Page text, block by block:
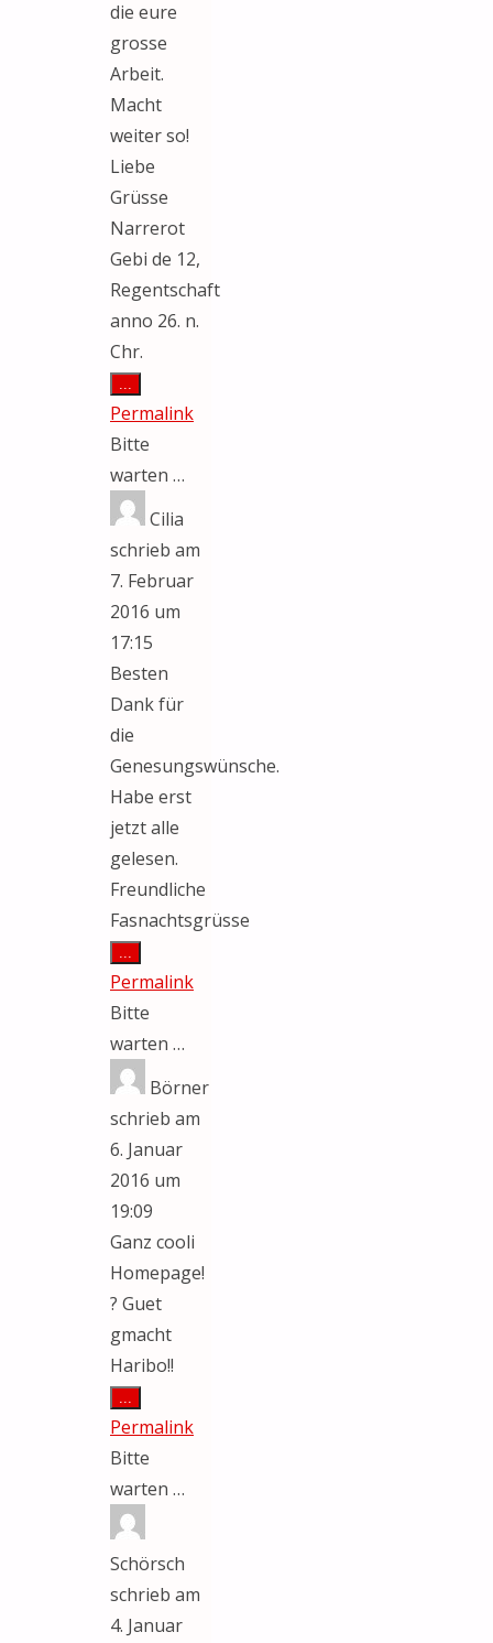
die eure
grosse
Arbeit.
Macht
weiter so!
Liebe
Grüsse
Narrerot
Gebi de 12,
Regentschaft
anno 26. n.
Chr.
...
Metabox
ein-/ausblenden.
Permalink
Bitte
warten …
Cilia
schrieb am
7. Februar
2016 um
17:15
Besten
Dank für
die
Genesungswünsche.
Habe erst
jetzt alle
gelesen.
Freundliche
Fasnachtsgrüsse
...
Metabox
ein-/ausblenden.
Permalink
Bitte
warten …
Börner
schrieb am
6. Januar
2016 um
19:09
Ganz cooli
Homepage!
? Guet
gmacht
Haribo!!
...
Metabox
ein-/ausblenden.
Permalink
Bitte
warten …
Schörsch
schrieb am
4. Januar